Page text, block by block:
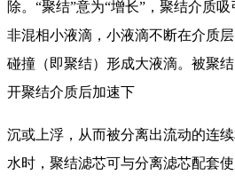
除。“聚结”意为“增长”，聚结介质
非混相小液滴，小液滴不断在介质
碰撞（即聚结）形成大液滴。被聚
开聚结介质后加速下
沉或上浮，从而被分离出流动的连
水时，聚结滤芯可与分离滤芯配套